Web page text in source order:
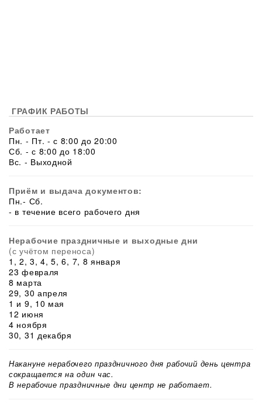
ГРАФИК РАБОТЫ
Работает
Пн. - Пт. - с 8:00 до 20:00
Сб. - с 8:00 до 18:00
Вс. - Выходной
Приём и выдача документов:
Пн.- Сб.
- в течение всего рабочего дня
Нерабочие праздничные и выходные дни
(с учётом переноса)
1, 2, 3, 4, 5, 6, 7, 8 января
23 февраля
8 марта
29, 30 апреля
1 и 9, 10 мая
12 июня
4 ноября
30, 31 декабря
Накануне нерабочего праздничного дня рабочий день центра
сокращается на один час.
В нерабочие праздничные дни центр не работает.